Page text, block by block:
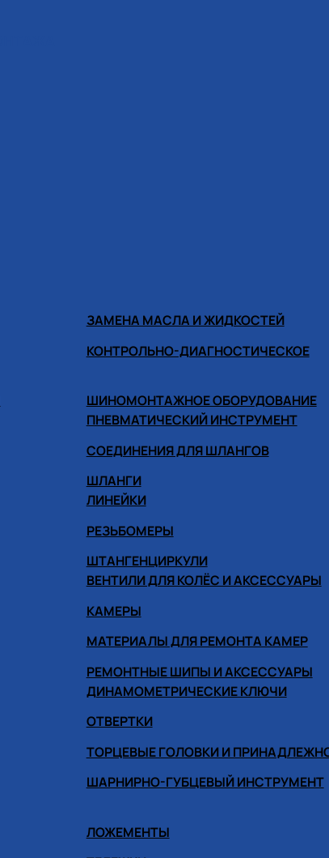
ЗАМЕНА МАСЛА И ЖИДКОСТЕЙ
КОНТРОЛЬНО-ДИАГНОСТИЧЕСКОЕ
ШИНОМОНТАЖНОЕ ОБОРУДОВАНИЕ
ПНЕВМАТИЧЕСКИЙ ИНСТРУМЕНТ
СОЕДИНЕНИЯ ДЛЯ ШЛАНГОВ
ШЛАНГИ
ЛИНЕЙКИ
РЕЗЬБОМЕРЫ
ШТАНГЕНЦИРКУЛИ
ВЕНТИЛИ ДЛЯ КОЛЁС И АКСЕССУАРЫ
КАМЕРЫ
МАТЕРИАЛЫ ДЛЯ РЕМОНТА КАМЕР
РЕМОНТНЫЕ ШИПЫ И АКСЕССУАРЫ
ДИНАМОМЕТРИЧЕСКИЕ КЛЮЧИ
ОТВЕРТКИ
ТОРЦЕВЫЕ ГОЛОВКИ И
ШАРНИРНО-ГУБЦЕВЫЙ ИНСТРУМЕНТ
ЛОЖЕМЕНТЫ